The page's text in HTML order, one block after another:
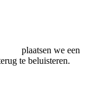
plaatsen we een
te beluisteren.